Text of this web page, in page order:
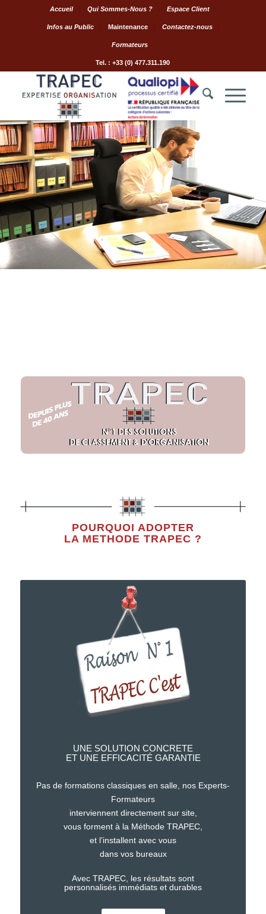
Accueil Qui Sommes-Nous ? Espace Client
Infos au Public Maintenance Contactez-nous
Formateurs
Tel. : +33 (0) 477.311.190
POURQUOI ADOPTER
LA METHODE TRAPEC ?
UNE SOLUTION CONCRETE
ET UNE EFFICACITÉ GARANTIE
Pas de formations classiques en salle, nos Experts-
Formateurs
interviennent directement sur site,
vous forment à la Méthode TRAPEC,
et l’installent avec vous
dans vos bureaux
Avec TRAPEC, les résultats sont
personnalisés immédiats et durables